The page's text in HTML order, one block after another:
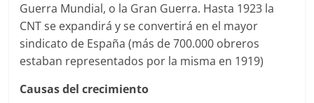
Guerra Mundial, o la Gran Guerra. Hasta 1923 la
CNT se expandirá y se convertirá en el mayor
sindicato de España (más de 700.000 obreros
estaban representados por la misma en 1919)
Causas del crecimiento